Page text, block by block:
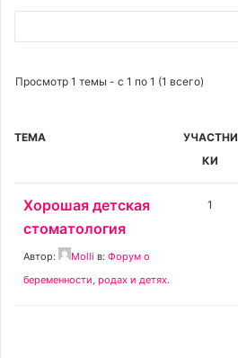
Просмотр 1 темы - с 1 по 1 (1 всего)
ТЕМА
УЧАСТНИ
КИ
Хорошая детская
стоматология
Автор: Molli в: Форум о
беременности, родах и детях.
1